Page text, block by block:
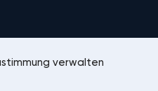
verwalten